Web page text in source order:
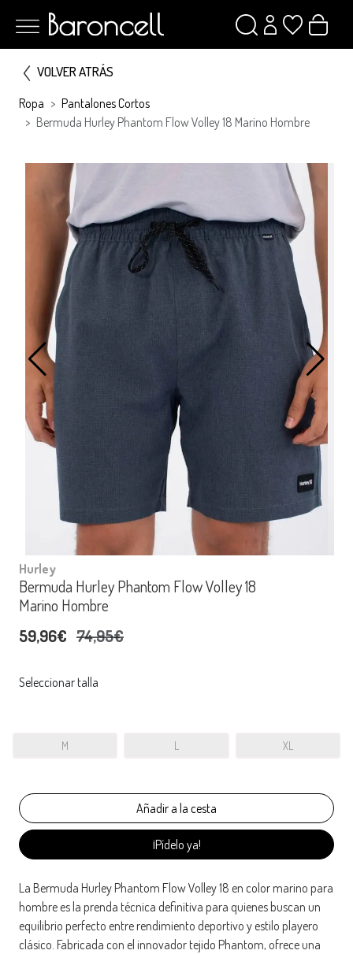
VOLVER ATRÁS
Ropa
Pantalones Cortos
Bermuda Hurley Phantom Flow Volley 18 Marino Hombre
Hurley
Bermuda Hurley Phantom Flow Volley 18
Marino Hombre
59,96€ 74,95€
Seleccionar talla
M L XL
¡Pídelo ya!
La Bermuda Hurley Phantom Flow Volley 18 en color marino para
hombre es la prenda técnica definitiva para quienes buscan un
equilibrio perfecto entre rendimiento deportivo y estilo playero
clásico. Fabricada con el innovador tejido Phantom, ofrece una